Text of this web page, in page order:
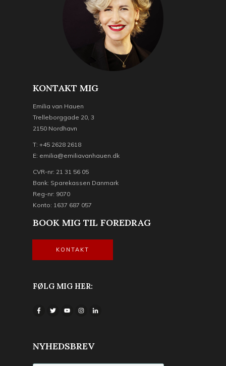
KONTAKT MIG
Emilia van Hauen
Trelleborggade 20, 3
2150 Nordhavn
T: +45 2628 2618
E: emilia@emiliavanhauen.dk
CVR-nr: 21 31 56 05
Bank: Sparekassen Danmark
Reg-nr: 9070
Konto: 1637 687 057
BOOK MIG TIL FOREDRAG
KONTAKT
FØLG MIG HER:
NYHEDSBREV